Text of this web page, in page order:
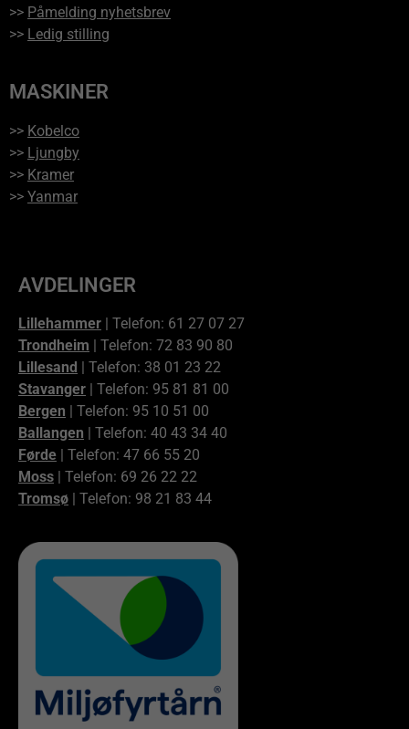
>> Påmelding nyhetsbrev
>> Ledig stilling
MASKINER
>> Kobelco
>> Ljungby
>> Kramer
>> Yanmar
AVDELINGER
Lillehammer | Telefon: 61 27 07 27
Trondheim | Telefon: 72 83 90 80
Lillesand
| Telefon: 38 01 23 22
Stavanger | Telefon: 95 81 81 00
Bergen | Telefon: 95 10 51 00
Ballangen | Telefon: 40 43 34 40
Førde | Telefon: 47 66 55 20
Moss | Telefon: 69 26 22 22
Tromsø | Telefon: 98 21 83 44